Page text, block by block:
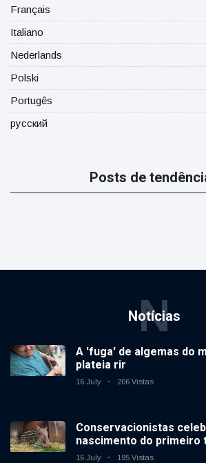
Français
Italiano
Nederlands
Polski
Portugês
русский
Posts de
Notícias
N
A 'fuga' de algemas do
plateia rir
16 July 206 Vistas
Conservacionistas
nascimento do primeiro
terras no zoológico do
16 July 195 Vistas